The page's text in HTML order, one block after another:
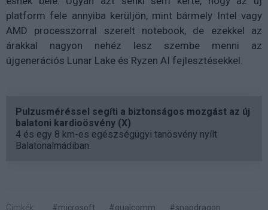
platform fele annyiba kerüljön, mint bármely Intel vagy
AMD processzorral szerelt notebook, de ezekkel az
árakkal nagyon nehéz lesz szembe menni az
újgenerációs Lunar Lake és Ryzen AI fejlesztésekkel.
Pulzusméréssel segíti a biztonságos mozgást az új
balatoni kardioösvény (X)
4 és egy 8 km-es egészségügyi tanösvény nyílt
Balatonalmádiban.
Címkék: #microsoft #qualcomm
#snapdragon